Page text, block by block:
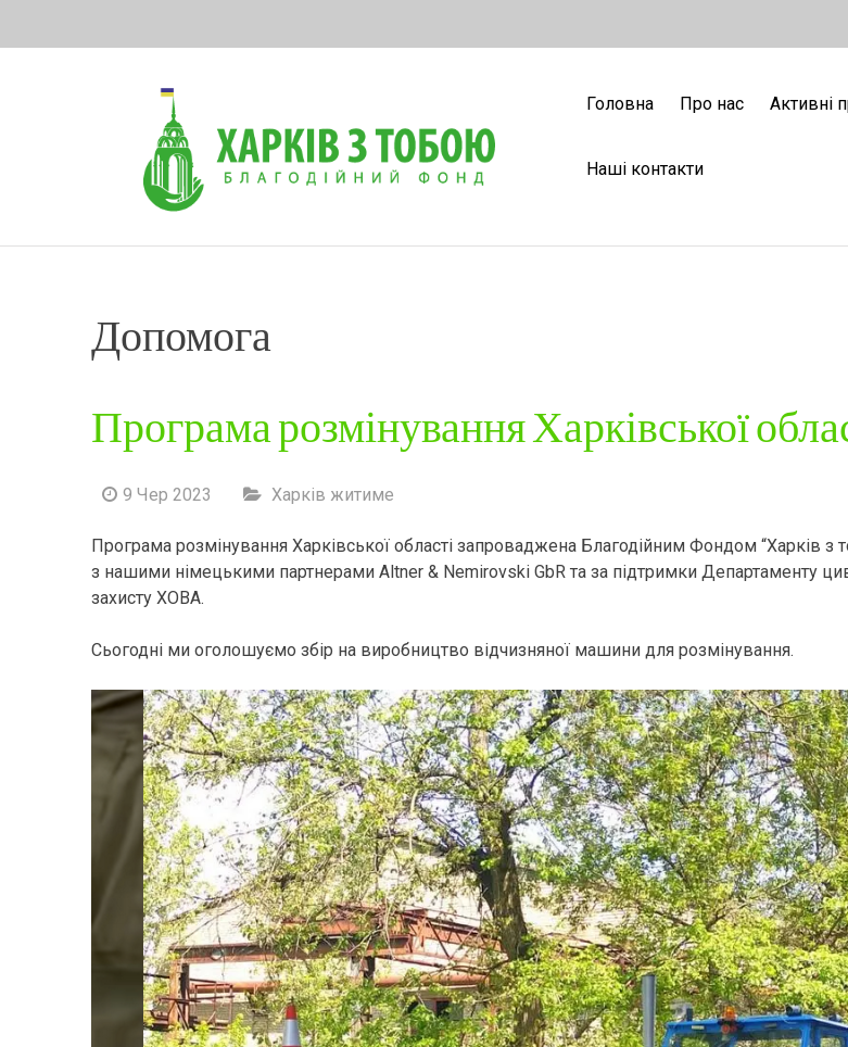
Головна
Про нас Активні
Наші контакти
Допомога
Програма розмінування Харківської
9 Чер 2023 Харків житиме
Програма розмінування Харківської області запроваджена Благодійним Фондом “Харків з
з нашими німецькими партнерами Altner & Nemirovski GbR та за підтримки Департаменту
захисту ХОВА.
Сьогодні ми оголошуємо збір на виробництво відчизняної машини для розмінування.